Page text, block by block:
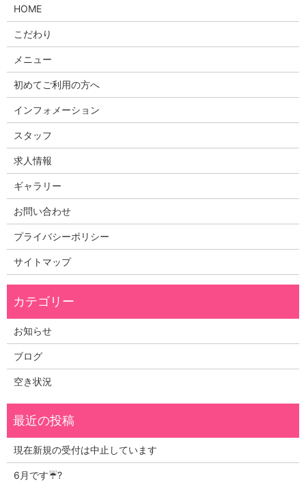
HOME
こだわり
メニュー
初めてご利用の方へ
インフォメーション
スタッフ
求人情報
ギャラリー
お問い合わせ
プライバシーポリシー
サイトマップ
お知らせ
ブログ
空き状況
現在新規の受付は中止しています
6月です☔?